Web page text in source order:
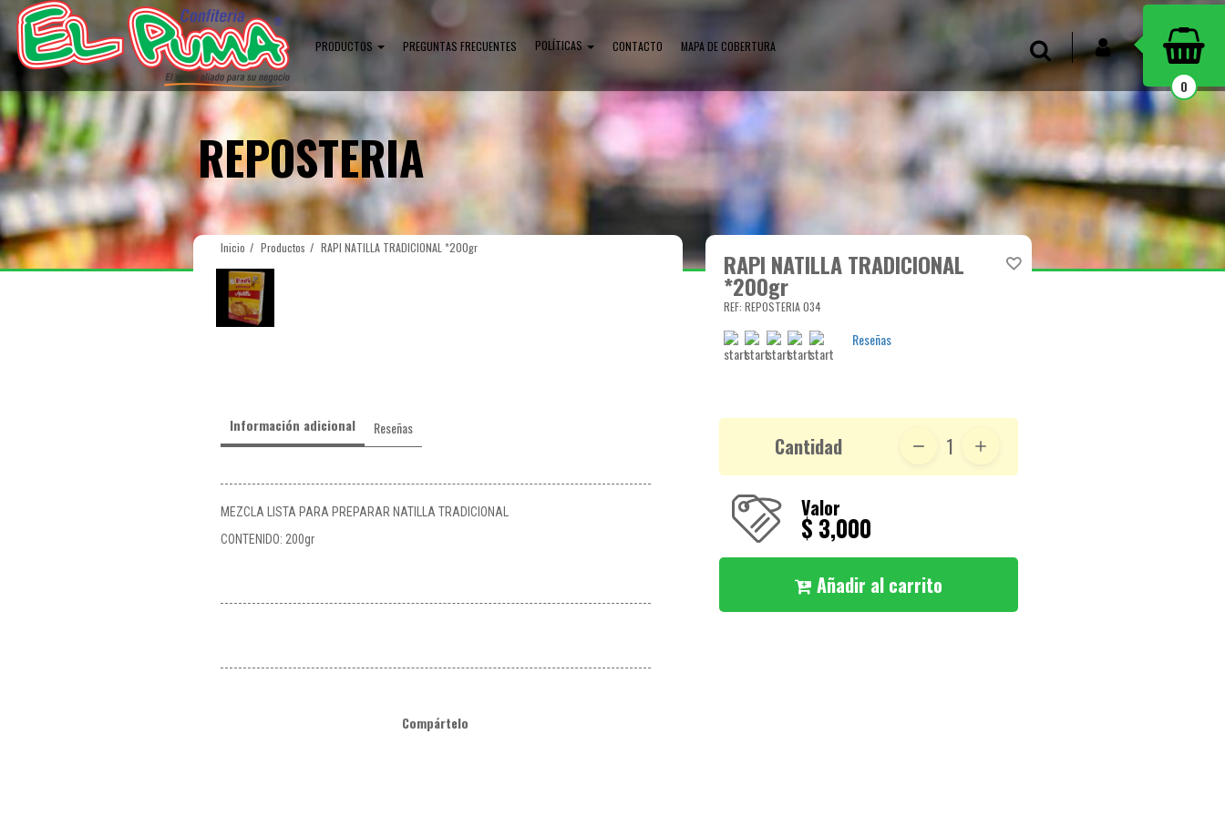
PRODUCTOS PREGUNTAS FRECUENTES POLÍTICAS CONTACTO MAPA DE COBERTURA INICIAR SESIÓN
Buscar
0
REPOSTERIA
Inicio Productos RAPI NATILLA TRADICIONAL *200gr
Información adicional Reseñas
MEZCLA LISTA PARA PREPARAR NATILLA TRADICIONAL
CONTENIDO: 200gr
Compártelo
RAPI NATILLA TRADICIONAL
*200gr
REF: REPOSTERIA 034
Reseñas
Cantidad 1
Valor
$ 3,000
Añadir al carrito